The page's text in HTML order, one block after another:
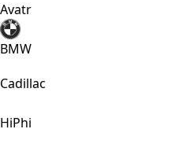
Avatr
BMW
Cadillac
HiPhi